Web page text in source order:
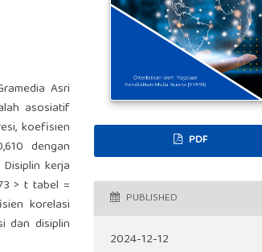
Asri
asosiatif
koefisien
dengan
kerja
> t tabel =
korelasi
dan disiplin
PDF
PUBLISHED
2024-12-12